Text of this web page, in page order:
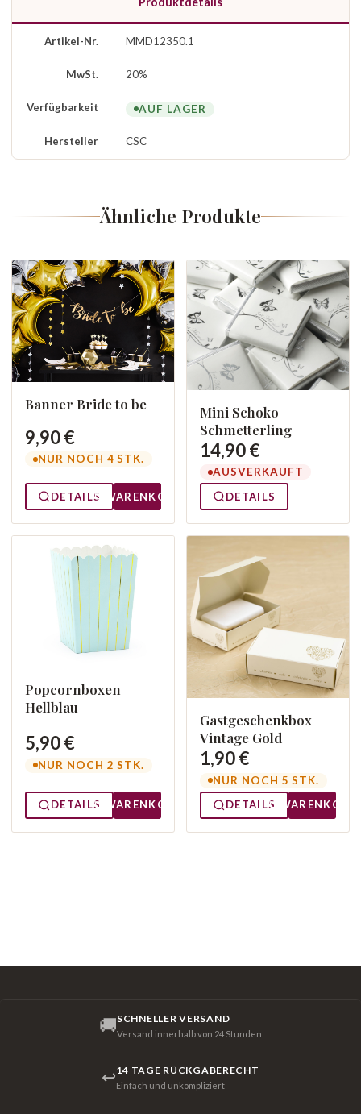
Artikel-Nr. MMD12350.1
MwSt. 20%
Verfügbarkeit AUF LAGER
Hersteller CSC
Ähnliche Produkte
Banner Bride to be
9,90 €
NUR NOCH 4 STK.
DETAILS WARENKORB
Mini Schoko
Schmetterling
14,90 €
AUSVERKAUFT
DETAILS
Popcornboxen
Hellblau
5,90 €
NUR NOCH 2 STK.
DETAILS WARENKORB
Gastgeschenkbox
Vintage Gold
1,90 €
NUR NOCH 5 STK.
DETAILS
WARENKORB
🚚SCHNELLER VERSAND
Versand innerhalb von 24 Stunden
↩14 TAGE RÜCKGABERECHT
Einfach und unkompliziert